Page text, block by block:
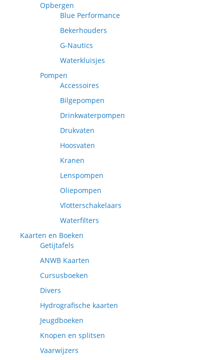
Opbergen
Blue Performance
Bekerhouders
G-Nautics
Waterkluisjes
Pompen
Accessoires
Bilgepompen
Drinkwaterpompen
Drukvaten
Hoosvaten
Kranen
Lenspompen
Oliepompen
Vlotterschakelaars
Waterfilters
Kaarten en Boeken
Getijtafels
ANWB Kaarten
Cursusboeken
Divers
Hydrografische kaarten
Jeugdboeken
Knopen en splitsen
Vaarwijzers